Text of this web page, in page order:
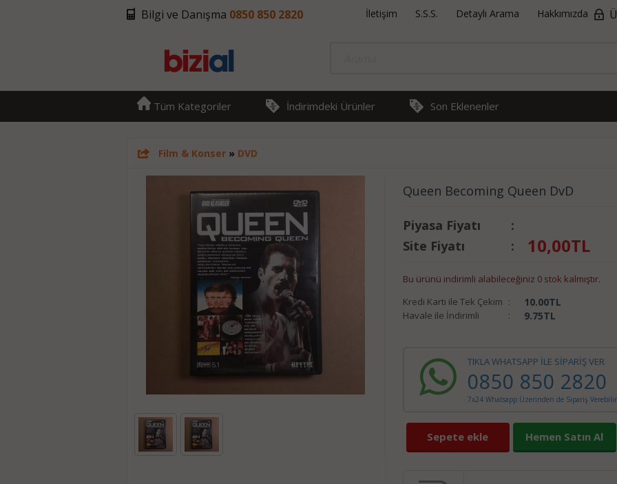
Bilgi ve Danışma 0850 850 2820 İletişim S.S.S. Detaylı Arama Hakkımızda
Tüm Kategoriler İndirimdeki Ürünler Son Eklenenler
Film & Konser» DVD
Queen Becoming Queen DvD
Piyasa Fiyatı
:
Site Fiyatı
: 10,00TL
Bu ürünü indirimli alabileceğiniz 0 stok kalmıştır.
Kredi Kartı ile Tek Çekim : 10.00TL
Havale ile İndirimli : 9.75TL
TIKLA WHATSAPP İLE SİPARİŞ VER
0850 850 2820
7x24 Whatsapp Üzerinden de Sipariş
Sepete ekle Hemen Satın Al